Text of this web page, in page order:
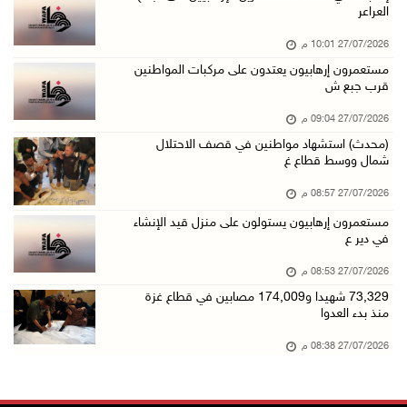
العراعر
27/07/2026 10:01 م
مستعمرون إرهابيون يعتدون على مركبات المواطنين
قرب جبع ش
27/07/2026 09:04 م
(محدث) استشهاد مواطنين في قصف الاحتلال
شمال ووسط قطاع غ
27/07/2026 08:57 م
مستعمرون إرهابيون يستولون على منزل قيد الإنشاء
في دير ع
27/07/2026 08:53 م
73,329 شهيدا و174,009 مصابين في قطاع غزة
منذ بدء العدوا
27/07/2026 08:38 م